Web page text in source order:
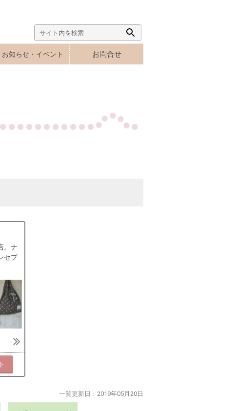
Search
for:
Search
Button
お知らせ・イベント お問合せ
。ナ
セプ
一覧更新日： 2019年05月20日